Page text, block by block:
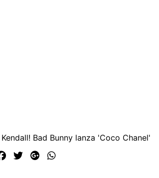
Bad Bunny lanza 'Coco Chanel'